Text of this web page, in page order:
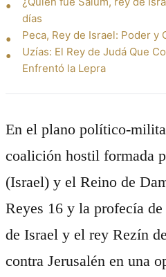
días
Peca, Rey de Israel: Poder y
Uzías: El Rey de Judá Que
Enfrentó la Lepra
En el plano político-
coalición hostil formada
(Israel) y el Reino de
Reyes 16 y la profecía
de Israel y el rey Rezín
contra Jerusalén en una